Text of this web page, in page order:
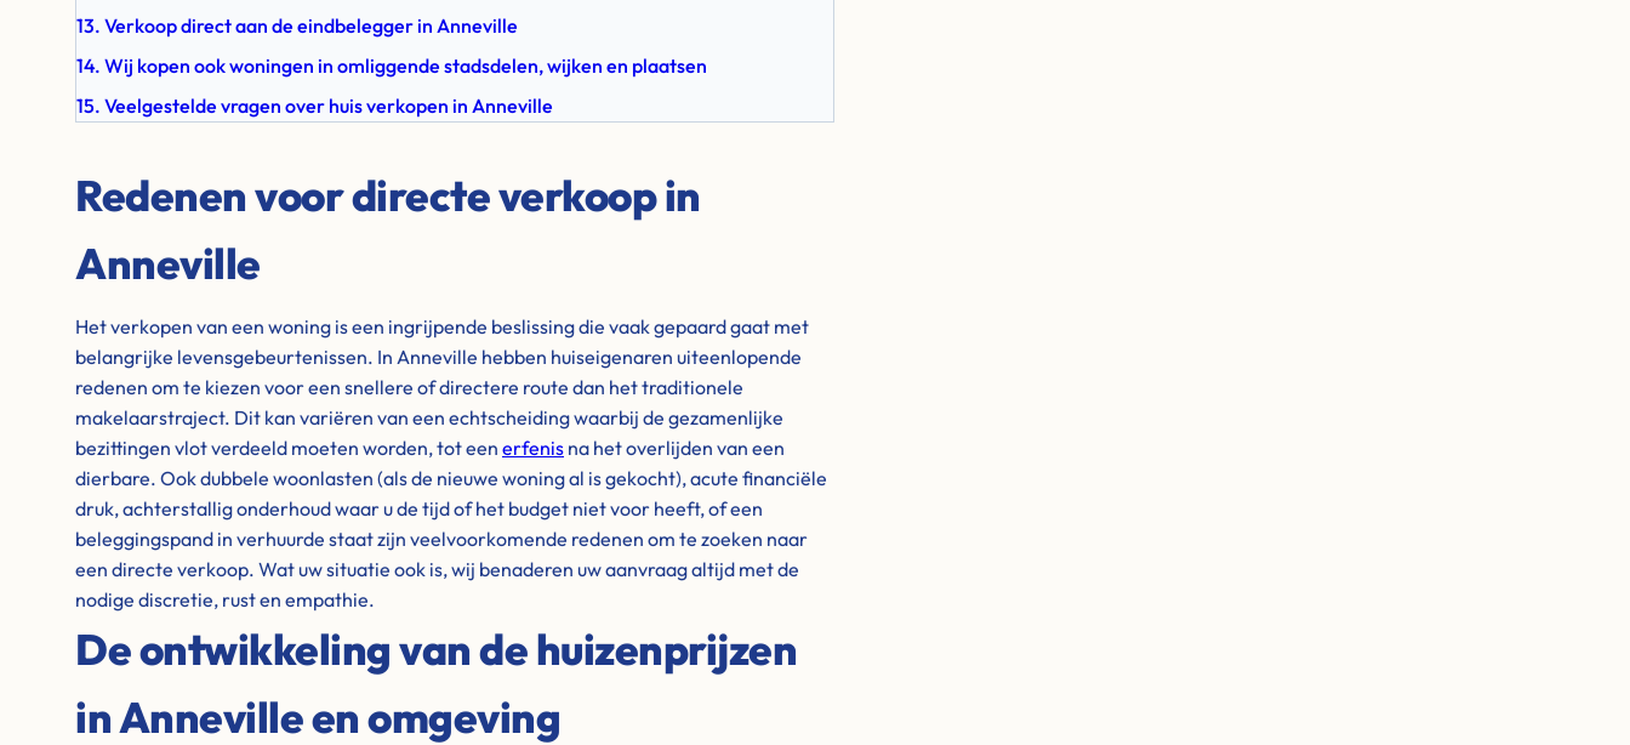
13. Verkoop direct aan de eindbelegger in Anneville
14. Wij kopen ook woningen in omliggende stadsdelen, wijken en plaatsen
15. Veelgestelde vragen over huis verkopen in Anneville
Redenen voor directe verkoop in
Anneville
Het verkopen van een woning is een ingrijpende beslissing die vaak gepaard gaat met
belangrijke levensgebeurtenissen. In Anneville hebben huiseigenaren uiteenlopende
redenen om te kiezen voor een snellere of directere route dan het traditionele
makelaarstraject. Dit kan variëren van een echtscheiding waarbij de gezamenlijke
bezittingen vlot verdeeld moeten worden, tot een erfenis na het overlijden van een
dierbare. Ook dubbele woonlasten (als de nieuwe woning al is gekocht), acute financiële
druk, achterstallig onderhoud waar u de tijd of het budget niet voor heeft, of een
beleggingspand in verhuurde staat zijn veelvoorkomende redenen om te zoeken naar
een directe verkoop. Wat uw situatie ook is, wij benaderen uw aanvraag altijd met de
nodige discretie, rust en empathie.
De ontwikkeling van de huizenprijzen
in Anneville en omgeving